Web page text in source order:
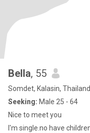
Bella, 55
Somdet, Kalasin, Thailand
Seeking: Male 25 - 64
Nice to meet you